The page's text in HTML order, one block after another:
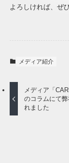
よろしければ、ぜ
メディア紹介
メディア「
のコラムにて弊
れました